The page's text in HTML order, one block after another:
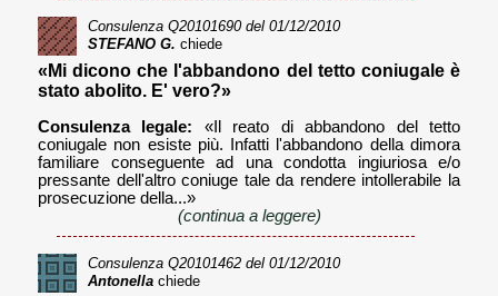
Consulenza Q20101690del 01/12/2010
STEFANO G. chiede
«Mi dicono che l'abbandono del tetto coniugale è
stato abolito. E' vero?»
Consulenza legale: «Il reato di abbandono del tetto
coniugale non esiste più. Infatti l'abbandono della dimora
familiare conseguente ad una condotta ingiuriosa e/o
pressante dell'altro coniuge tale da rendere intollerabile la
prosecuzione della...»
(continua a leggere)
Consulenza Q20101462 del 01/12/2010
Antonella chiede